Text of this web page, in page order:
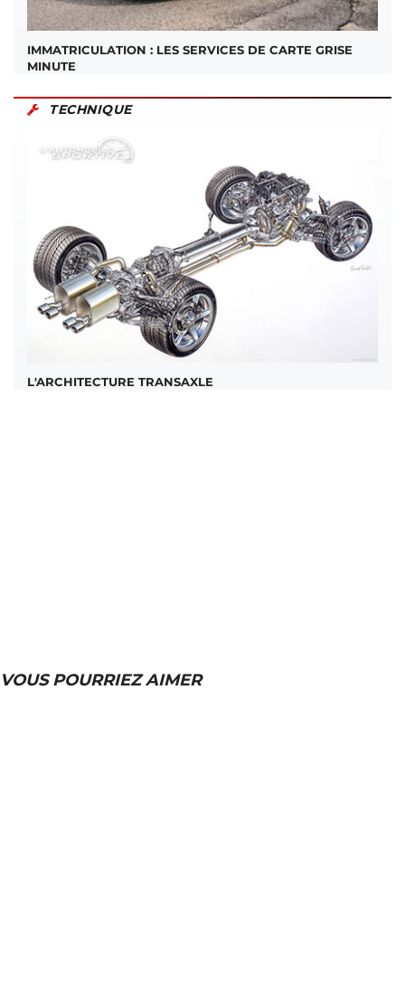
IMMATRICULATION : LES SERVICES DE CARTE GRISE
MINUTE
TECHNIQUE
L'ARCHITECTURE TRANSAXLE
VOUS POURRIEZ AIMER